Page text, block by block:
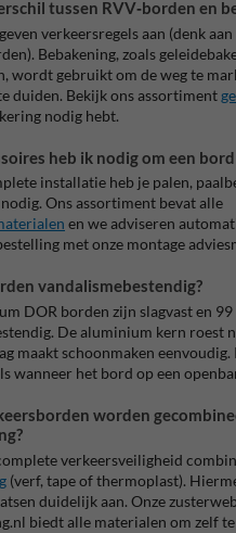
tussen RVV‑borden en
verkeersregels aan (denk
Bebakening, zoals
wordt gebruikt om de weg te
duiden. Bekijk ons assortiment
nodig hebt.
heb ik nodig om een
installatie heb je palen,
Ons assortiment bevat alle
en we adviseren
met onze montage
vandalismebestendig?
DOR borden zijn slagvast en 99
De aluminium kern roest
maakt schoonmaken eenvoudig.
wanneer het bord op een
worden
verkeersveiligheid
(verf, tape of thermoplast).
duidelijk aan. Onze
biedt alle materialen om zelf